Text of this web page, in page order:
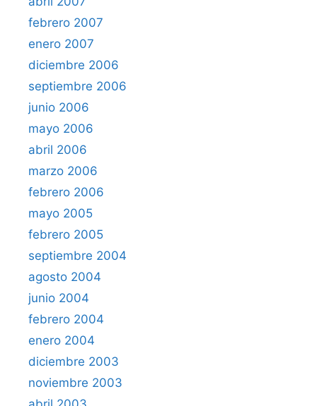
febrero 2007
enero 2007
diciembre 2006
septiembre 2006
junio 2006
mayo 2006
abril 2006
marzo 2006
febrero 2006
mayo 2005
febrero 2005
septiembre 2004
agosto 2004
junio 2004
febrero 2004
enero 2004
diciembre 2003
noviembre 2003